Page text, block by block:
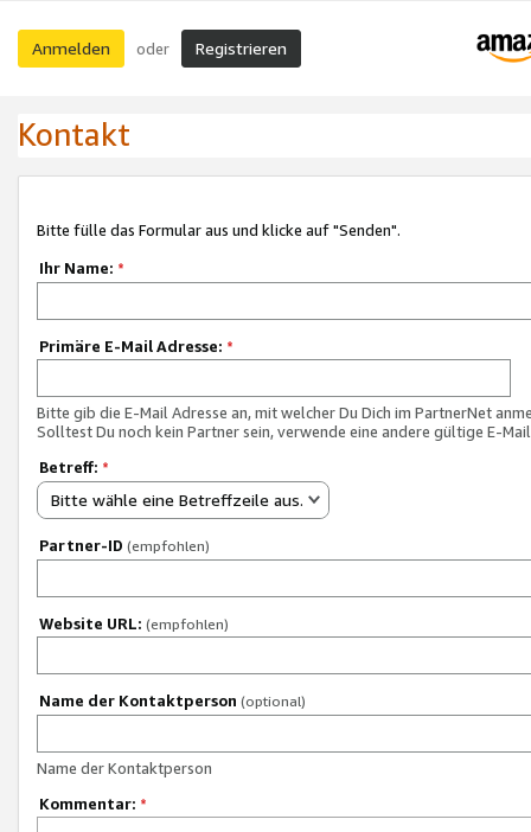
Anmelden oder Registrieren
Kontakt
Bitte fülle das Formular aus und klicke auf "Senden".
Ihr Name: *
Primäre E-Mail Adresse: *
Bitte gib die E-Mail Adresse an, mit welcher Du Dich im PartnerNet
Solltest Du noch kein Partner sein, verwende eine andere gültige E-
Betreff: *
Bitte wähle eine Betreffzeile aus.
Partner-ID (empfohlen)
Website URL: (empfohlen)
Name der Kontaktperson (optional)
Name der Kontaktperson
Kommentar: *